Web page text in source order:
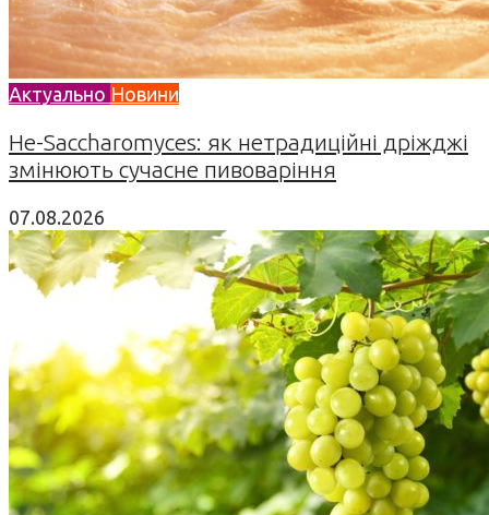
Актуально Новини
Не-Saccharomyces: як нетрадиційні дріжджі
змінюють сучасне пивоваріння
07.08.2026